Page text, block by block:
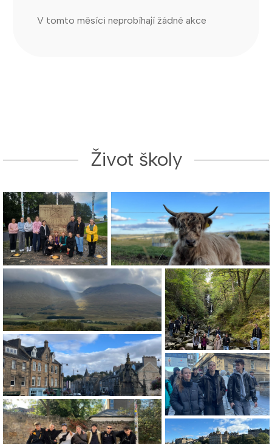
V tomto měsíci neprobíhají žádné akce
Život školy